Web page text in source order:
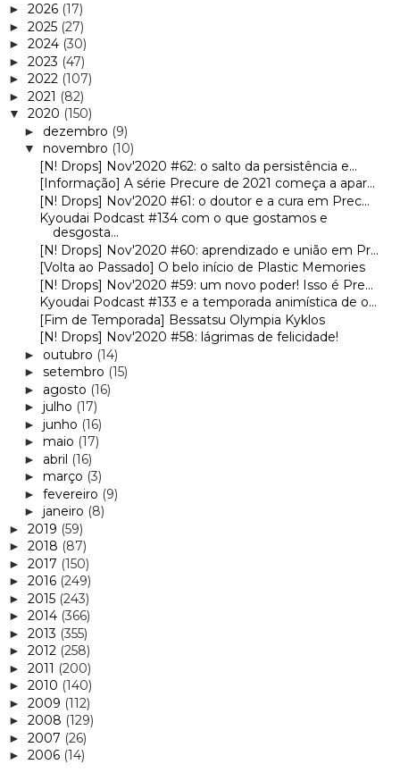
► 2026 (17)
► 2025 (27)
► 2024 (30)
► 2023 (47)
► 2022 (107)
► 2021 (82)
▼ 2020 (150)
► dezembro (9)
▼ novembro (10)
[N! Drops] Nov'2020 #62: o salto da persistência e...
[Informação] A série Precure de 2021 começa a apar...
[N! Drops] Nov'2020 #61: o doutor e a cura em Prec...
Kyoudai Podcast #134 com o que gostamos e
desgosta...
[N! Drops] Nov'2020 #60: aprendizado e união em Pr...
[Volta ao Passado] O belo início de Plastic Memories
[N! Drops] Nov'2020 #59: um novo poder! Isso é Pre...
Kyoudai Podcast #133 e a temporada animística de o...
[Fim de Temporada] Bessatsu Olympia Kyklos
[N! Drops] Nov'2020 #58: lágrimas de felicidade!
► outubro (14)
► setembro (15)
► agosto (16)
► julho (17)
► junho (16)
► maio (17)
► abril (16)
► março (3)
► fevereiro (9)
► janeiro (8)
► 2019 (59)
► 2018 (87)
► 2017 (150)
► 2016 (249)
► 2015 (243)
► 2014 (366)
► 2013 (355)
► 2012 (258)
► 2011 (200)
► 2010 (140)
► 2009 (112)
► 2008 (129)
► 2007 (26)
► 2006 (14)